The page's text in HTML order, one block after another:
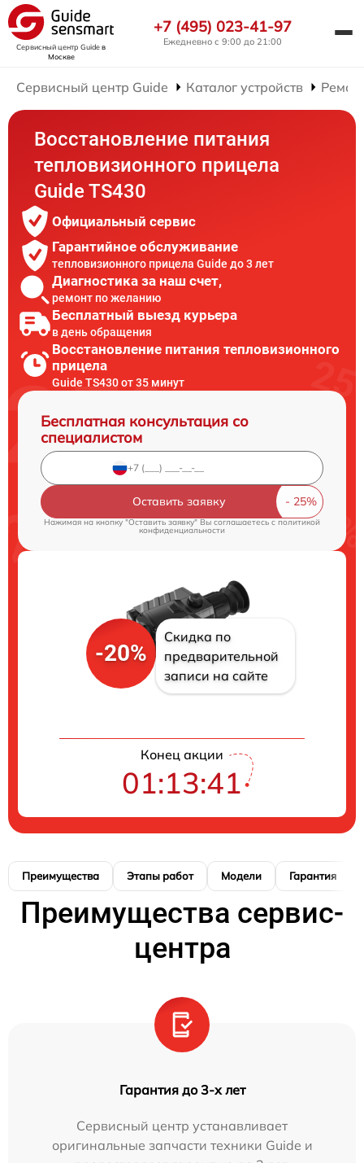
Сервисный центр Guideв
Москве
+7 (495) 023-41-97
Ежедневно с 9:00 до 21:00
Сервисный центр Guide Каталог устройств
Восстановление питания
тепловизионного прицела
Guide TS430
Официальный сервис
Гарантийное обслуживание
тепловизионного прицела Guide до 3 лет
Диагностика за наш счет,
ремонт по желанию
Бесплатный выезд курьера
в день обращения
Восстановление питания тепловизионного
прицела
Guide TS430 от 35 минут
Бесплатная консультация со
специалистом
Оставить заявку
Нажимая на кнопку "Оставить заявку" Вы соглашаетесь cполитикой
конфиденциальности
-20%
Скидка по
предварительной
записи на сайте
Конец акции
01:13:41
Преимущества Этапы работ Модели Гарантия
Преимущества сервис-
центра
Гарантия до 3-х лет
Сервисный центр устанавливает
оригинальные запчасти техники Guide и